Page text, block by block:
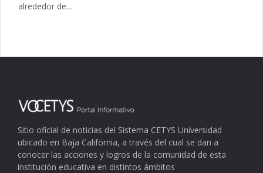
alrededor de...
Sitio oficial de noticias del Sistema CETYS Universidad
ubicado en Baja California, a través del cual se dan a
conocer las acciones y logros de la comunidad de esta
institución educativa en distintos ámbitos